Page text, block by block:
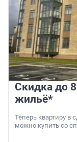
Скидка до
жильё*
Теперь квартиру в
можно купить со